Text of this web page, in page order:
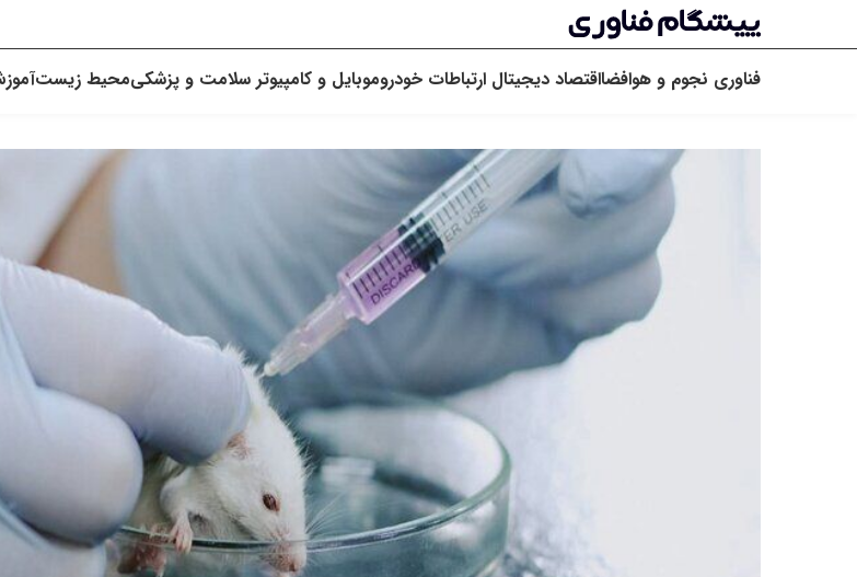
فناوری نجوم و هوافضااقتصاد دیجیتال ارتباطات خودروموبایل و کامپیوتر سلامت و پزشکیمحیط زیست